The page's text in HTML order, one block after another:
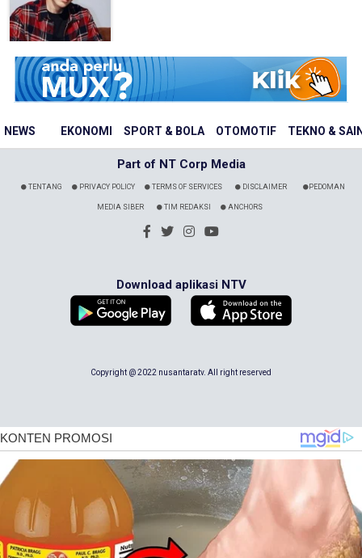
NEWS EKONOMI SPORT & BOLA OTOMOTIF TEKNO &
Part of NT Corp Media
TENTANG PRIVACY POLICY TERMS OF SERVICES DISCLAIMER PEDOMAN
MEDIA SIBER TIM REDAKSI ANCHORS
Download aplikasi NTV
Copyright @ 2022 nusantaratv. All right reserved